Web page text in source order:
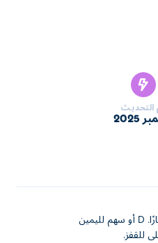
المثيرة! احترس من الفخاخ
المتربصين في مكان قريب.
طول الطريق لتعزيز
التعاوني للتغلب على
3؟
التحديث
2025
A أو سهم لليسار للتحرك يسارًا. D أو سهم لليمين